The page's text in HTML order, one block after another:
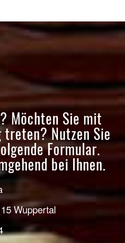
Möchten Sie mit
treten? Nutzen Sie
Formular.
bei Ihnen.
Wuppertal